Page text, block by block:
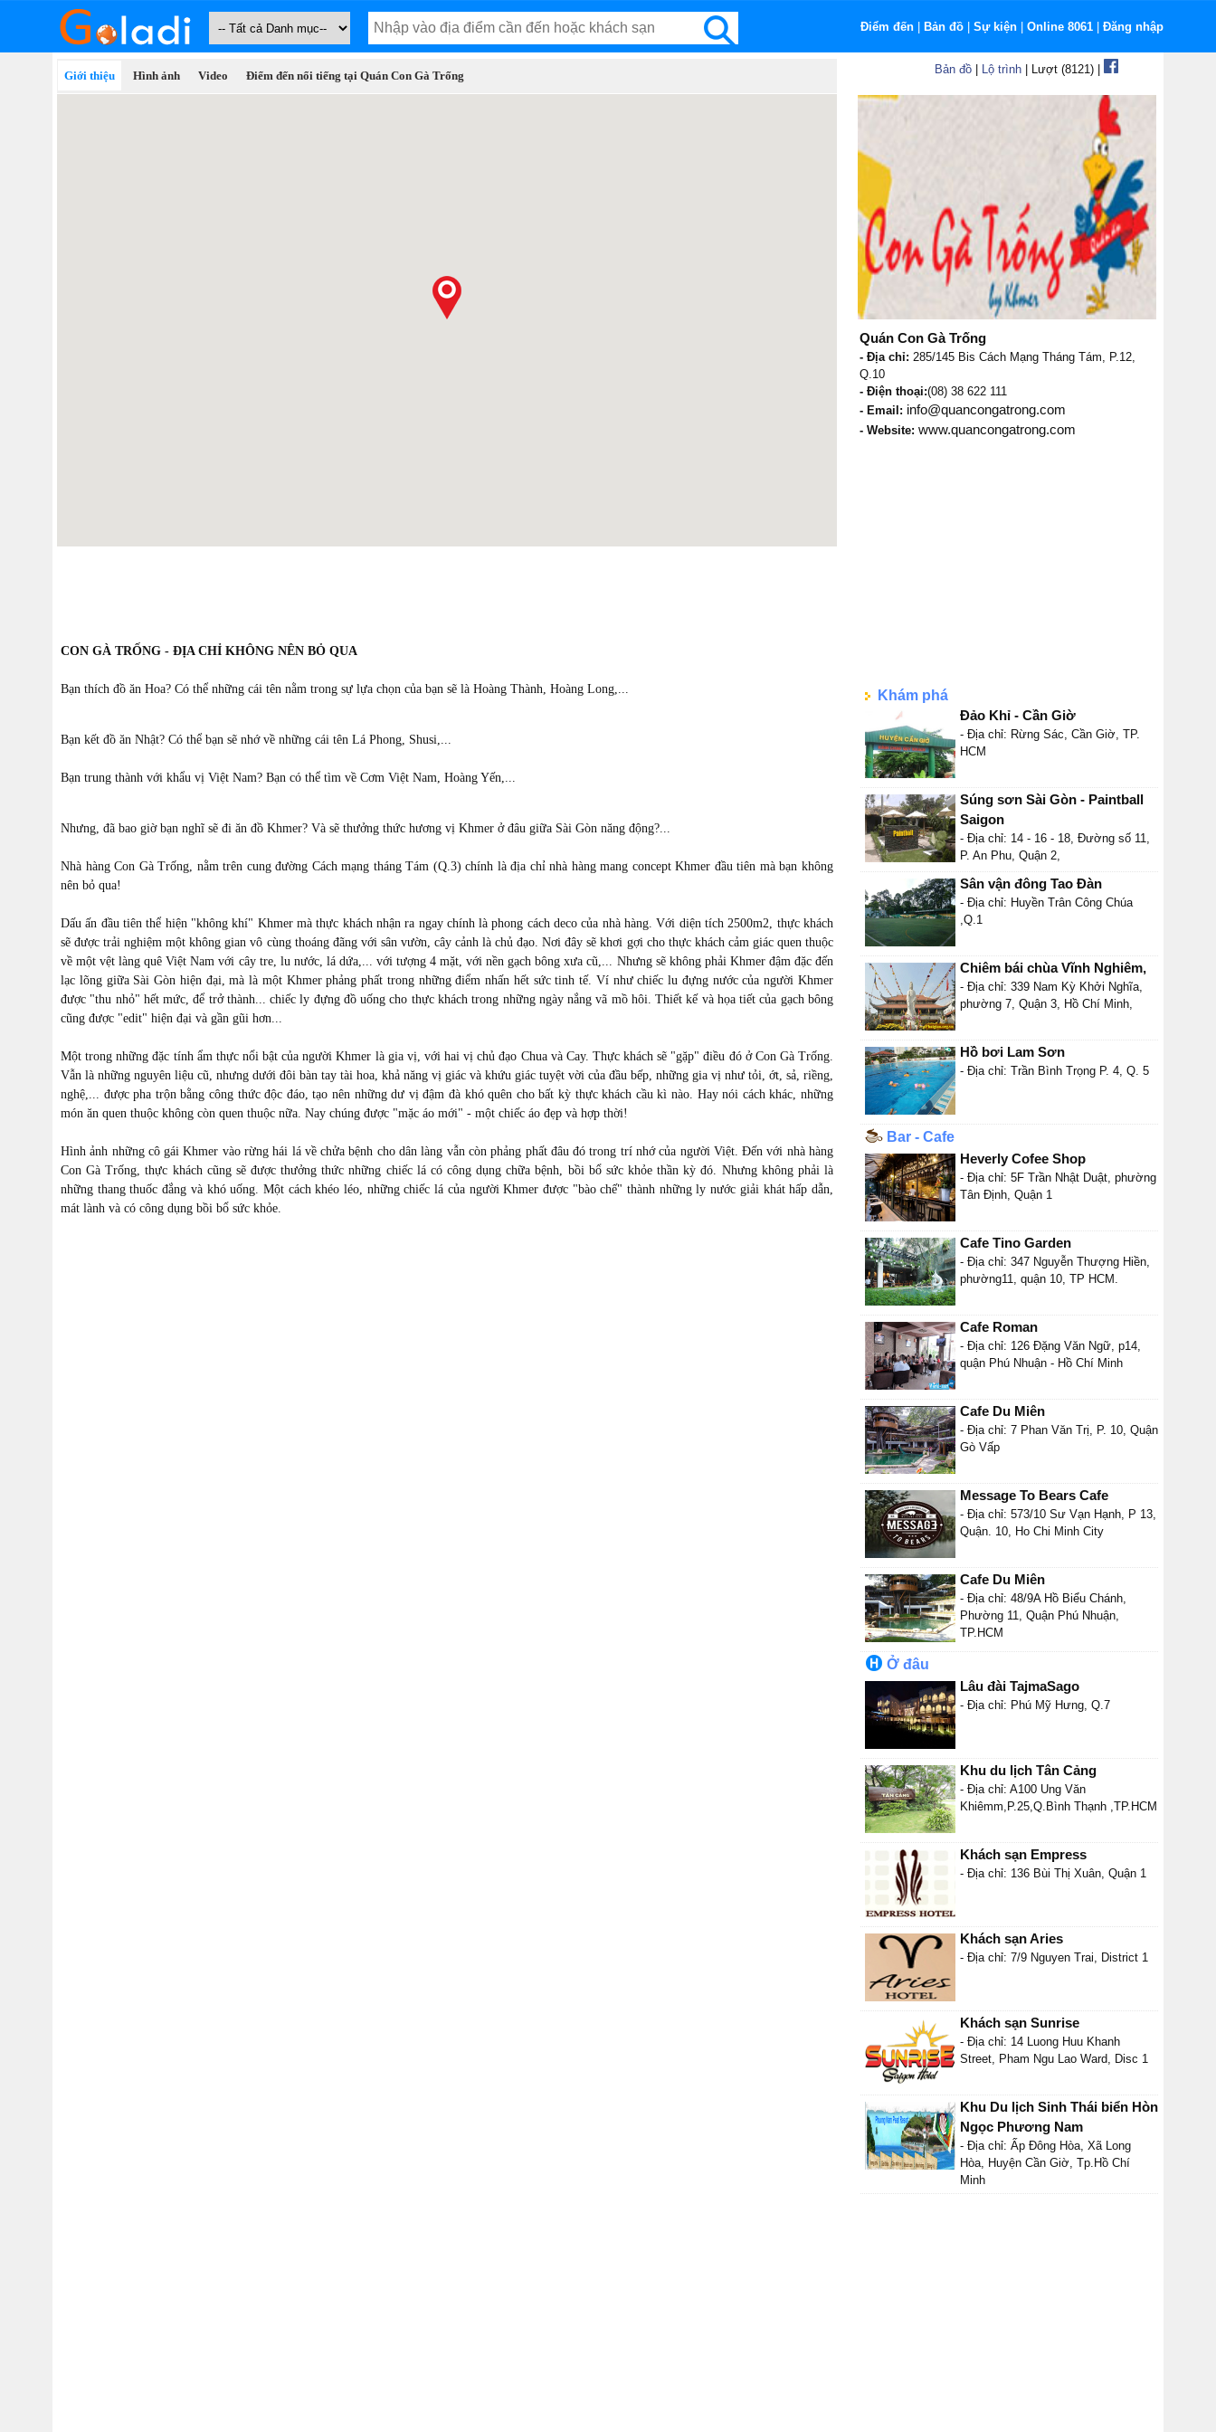
Điểm đến Bản đồ Sự kiện Online 8061 Đăng nhập
Giới thiệu Hình ảnh Video Điểm đến nổi tiếng tại Quán Con Gà Trống
CON GÀ TRỐNG - ĐỊA CHỈ KHÔNG NÊN BỎ QUA
Bạn thích đồ ăn Hoa? Có thể những cái tên nằm trong sự lựa chọn của bạn sẽ là Hoàng Thành, Hoàng Long,...
Bạn kết đồ ăn Nhật? Có thể bạn sẽ nhớ về những cái tên Lá Phong, Shusi,...
Bạn trung thành với khẩu vị Việt Nam? Bạn có thể tìm về Cơm Việt Nam, Hoàng Yến,...
Nhưng, đã bao giờ bạn nghĩ sẽ đi ăn đồ Khmer? Và sẽ thưởng thức hương vị Khmer ở đâu giữa Sài Gòn năng động?...
Nhà hàng Con Gà Trống, nằm trên cung đường Cách mạng tháng Tám (Q.3) chính là địa chỉ nhà hàng mang concept Khmer đầu tiên mà bạn không
nên bỏ qua!
Dấu ấn đầu tiên thể hiện "không khí" Khmer mà thực khách nhận ra ngay chính là phong cách deco của nhà hàng. Với diện tích 2500m2, thực khách
sẽ được trải nghiệm một không gian vô cùng thoáng đãng với sân vườn, cây cảnh là chủ đạo. Nơi đây sẽ khơi gợi cho thực khách cảm giác quen thuộc
về một vệt làng quê Việt Nam với cây tre, lu nước, lá dứa,... với tượng 4 mặt, với nền gạch bông xưa cũ,... Nhưng sẽ không phải Khmer đậm đặc đến
lạc lõng giữa Sài Gòn hiện đại, mà là một Khmer phảng phất trong những điểm nhấn hết sức tinh tế. Ví như chiếc lu đựng nước của người Khmer
được "thu nhỏ" hết mức, để trở thành... chiếc ly đựng đồ uống cho thực khách trong những ngày nắng vã mồ hôi. Thiết kế và họa tiết của gạch bông
cũng được "edit" hiện đại và gần gũi hơn...
Một trong những đặc tính ẩm thực nổi bật của người Khmer là gia vị, với hai vị chủ đạo Chua và Cay. Thực khách sẽ "gặp" điều đó ở Con Gà Trống.
Vẫn là những nguyên liệu cũ, nhưng dưới đôi bàn tay tài hoa, khả năng vị giác và khứu giác tuyệt vời của đầu bếp, những gia vị như tỏi, ớt, sả, riềng,
nghệ,... được pha trộn bằng công thức độc đáo, tạo nên những dư vị đậm đà khó quên cho bất kỳ thực khách cầu kì nào. Hay nói cách khác, những
món ăn quen thuộc không còn quen thuộc nữa. Nay chúng được "mặc áo mới" - một chiếc áo đẹp và hợp thời!
Hình ảnh những cô gái Khmer vào rừng hái lá về chửa bệnh cho dân làng vẫn còn phảng phất đâu đó trong trí nhớ của người Việt. Đến với nhà hàng
Con Gà Trống, thực khách cũng sẽ được thưởng thức những chiếc lá có công dụng chữa bệnh, bồi bổ sức khỏe thần kỳ đó. Nhưng không phải là
những thang thuốc đắng và khó uống. Một cách khéo léo, những chiếc lá của người Khmer được "bào chế" thành những ly nước giải khát hấp dẫn,
mát lành và có công dụng bồi bổ sức khỏe.
Bản đồ| Lộ trình| Lượt (8121) |
Quán Con Gà Trống
- Địa chỉ: 285/145 Bis Cách Mạng Tháng Tám, P.12,
Q.10
- Điện thoại:(08) 38 622 111
- Email: info@quancongatrong.com
- Website: www.quancongatrong.com
Khám phá
Đảo Khỉ - Cần Giờ
- Địa chỉ: Rừng Sác, Cần Giờ, TP.
HCM
Súng sơn Sài Gòn - Paintball
Saigon
- Địa chỉ: 14 - 16 - 18, Đường số 11,
P. An Phu, Quận 2,
Sân vận đông Tao Đàn
- Địa chỉ: Huyền Trân Công Chúa
,Q.1
Chiêm bái chùa Vĩnh Nghiêm,
- Địa chỉ: 339 Nam Kỳ Khởi Nghĩa,
phường 7, Quận 3, Hồ Chí Minh,
Hồ bơi Lam Sơn
- Địa chỉ: Trần Bình Trọng P. 4, Q. 5
Bar - Cafe
Heverly Cofee Shop
- Địa chỉ: 5F Trần Nhật Duật, phường
Tân Định, Quận 1
Cafe Tino Garden
- Địa chỉ: 347 Nguyễn Thượng Hiền,
phường11, quận 10, TP HCM.
Cafe Roman
- Địa chỉ: 126 Đặng Văn Ngữ, p14,
quận Phú Nhuận - Hồ Chí Minh
Cafe Du Miên
- Địa chỉ: 7 Phan Văn Trị, P. 10, Quận
Gò Vấp
Message To Bears Cafe
- Địa chỉ: 573/10 Sư Vạn Hạnh, P 13,
Quận. 10, Ho Chi Minh City
Cafe Du Miên
- Địa chỉ: 48/9A Hồ Biểu Chánh,
Phường 11, Quận Phú Nhuận,
TP.HCM
Ở đâu
Lâu đài TajmaSago
- Địa chỉ: Phú Mỹ Hưng, Q.7
Khu du lịch Tân Cảng
- Địa chỉ: A100 Ung Văn
Khiêmm,P.25,Q.Bình Thạnh ,TP.HCM
Khách sạn Empress
- Địa chỉ: 136 Bùi Thị Xuân, Quận 1
Khách sạn Aries
- Địa chỉ: 7/9 Nguyen Trai, District 1
Khách sạn Sunrise
- Địa chỉ: 14 Luong Huu Khanh
Street, Pham Ngu Lao Ward, Disc 1
Khu Du lịch Sinh Thái biển Hòn
Ngọc Phương Nam
- Địa chỉ: Ấp Đông Hòa, Xã Long
Hòa, Huyện Cần Giờ, Tp.Hồ Chí
Minh